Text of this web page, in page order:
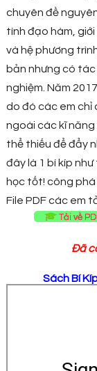
chuyên đề
tính đạo hàm,
và hệ phương
bản nhưng có
nghiệm. Năm
do đó các em chỉ
ngoài các kĩ
thể thiếu để đẩy
đây là 1 bí kíp
học tốt! công
File PDF các em
Tải về
Đã
Sách Bí